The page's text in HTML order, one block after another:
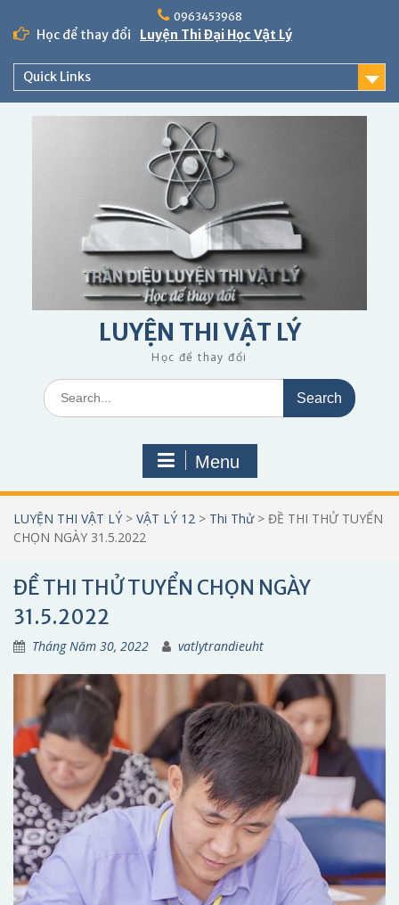
content
0963453968
Học để thay đổi Luyện Thi Đại Học Vật Lý
Quick Links
LUYỆN THI VẬT LÝ
Học để thay đổi
Search
for:
Menu
LUYỆN THI VẬT LÝ > VẬT LÝ 12 > Thi Thử> ĐỀ THI THỬ TUYỂN
CHỌN NGÀY 31.5.2022
ĐỀ THI THỬ TUYỂN CHỌN NGÀY
31.5.2022
Tháng Năm 30, 2022 vatlytrandieuht